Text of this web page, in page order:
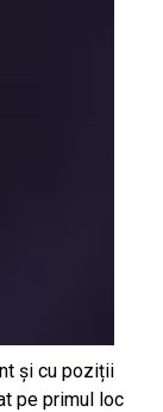
și cu poziții
pe primul loc